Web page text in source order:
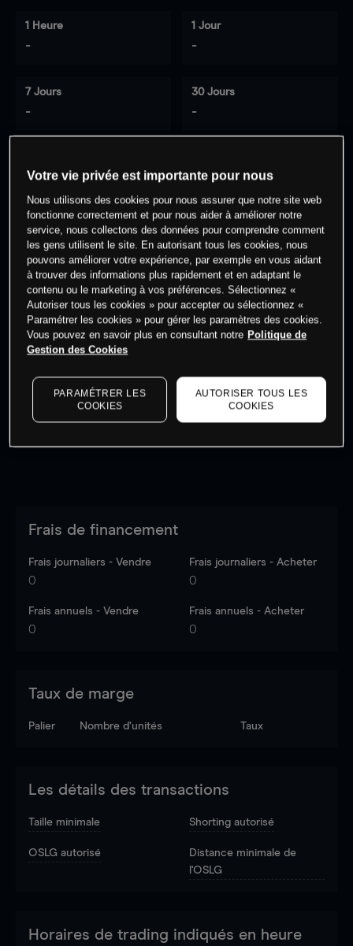
1 Heure
-
1 Jour
-
7 Jours
-
30 Jours
-
0% des clients ont une position à
cet actif
Commencez à trader
Les prix sont indicatifs.
market data
Frais de financement
Frais journaliers - Vendre
0
Frais journaliers - Acheter
0
Frais annuels - Vendre
0
Frais annuels - Acheter
0
Taux de marge
Palier Nombre d’unités Taux
Les détails des transactions
Taille minimale Shorting autorisé
OSLG autorisé
Distance minimale de
l'OSLG
Horaires de trading indiqués en heure
Votre vie privée est importante pour nous
Nous utilisons des cookies pour nous assurer que notre site web
fonctionne correctement et pour nous aider à améliorer notre
service, nous collectons des données pour comprendre comment
les gens utilisent le site. En autorisant tous les cookies, nous
pouvons améliorer votre expérience, par exemple en vous aidant
à trouver des informations plus rapidement et en adaptant le
contenu ou le marketing à vos préférences. Sélectionnez «
Autoriser tous les cookies » pour accepter ou sélectionnez «
Paramétrer les cookies » pour gérer les paramètres des cookies.
Vous pouvez en savoir plus en consultant notre Politique de
Gestion des Cookies
PARAMÉTRER LES
COOKIES
AUTORISER TOUS LES
COOKIES